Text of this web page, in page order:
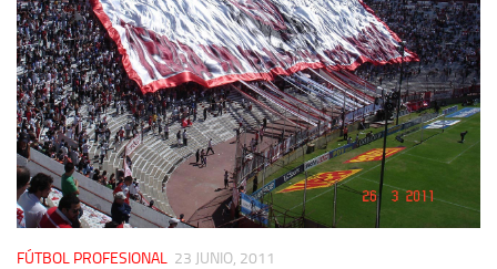
FÚTBOL PROFESIONAL 23 JUNIO, 2011